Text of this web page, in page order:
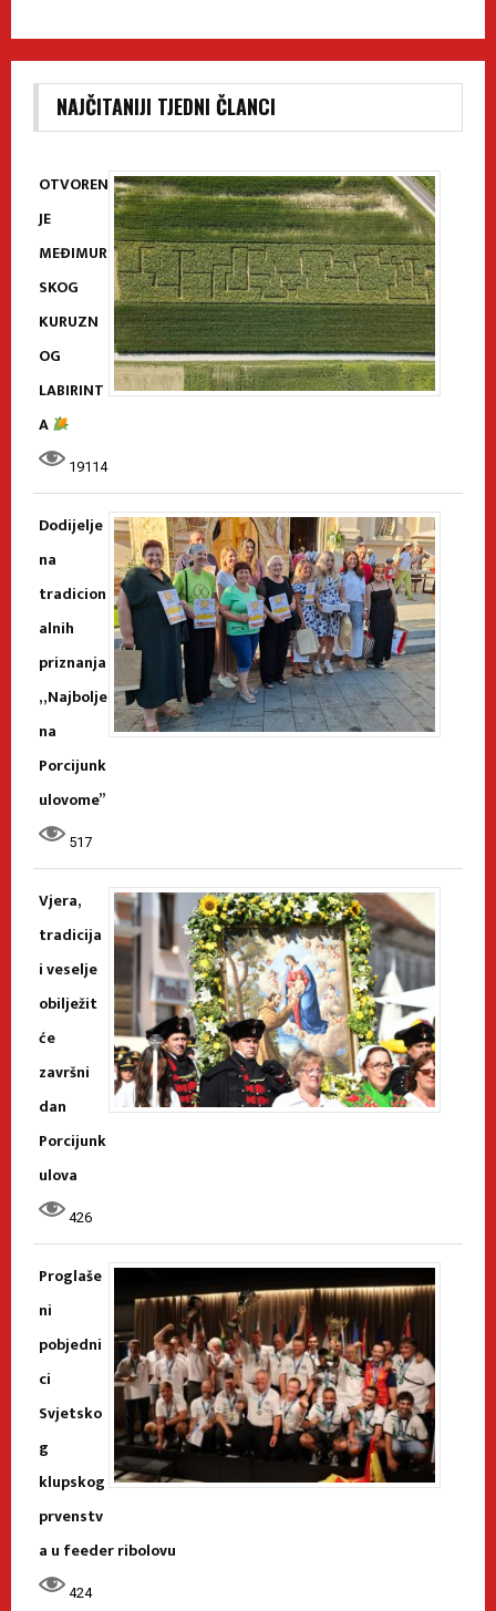
NAJČITANIJI TJEDNI ČLANCI
OTVOREN
JE
MEĐIMUR
SKOG
KURUZN
OG
LABIRINT
A
19114
Dodijelje
na
tradicion
alnih
priznanja
„Najbolje
na
Porcijunk
ulovome”
517
Vjera,
tradicija
i veselje
obilježit
će
završni
dan
Porcijunk
ulova
426
Proglaše
ni
pobjedni
ci
Svjetsko
g
klupskog
prvenstv
a u feeder ribolovu
424